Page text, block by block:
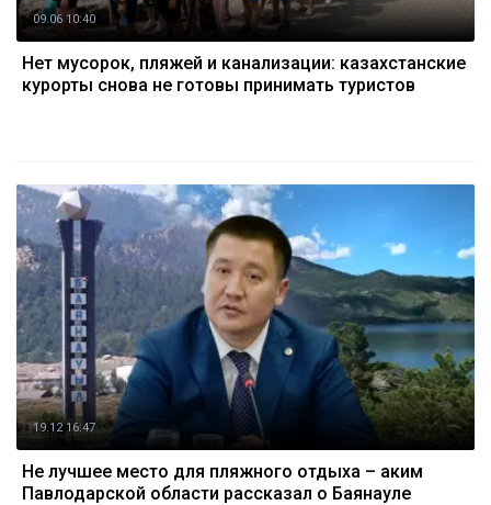
09.06 10:40
Нет мусорок, пляжей и канализации: казахстанские
курорты снова не готовы принимать туристов
19.12 16:47
Не лучшее место для пляжного отдыха – аким
Павлодарской области рассказал о Баянауле